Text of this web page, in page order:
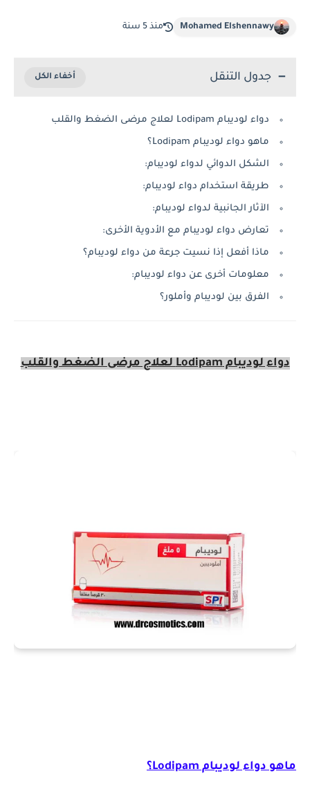
Mohamed Elshennawy منذ 5 سنة
جدول التنقل
دواء لوديبام Lodipam لعلاج مرضى الضغط والقلب
ماهو دواء لوديبام Lodipam؟
الشكل الدوائي لدواء لوديبام:
طريقة استخدام دواء لوديبام:
الآثار الجانبية لدواء لوديبام:
تعارض دواء لوديبام مع الأدوية الأخرى:
ماذا أفعل إذا نسيت جرعة من دواء لوديبام؟
معلومات أخرى عن دواء لوديبام:
الفرق بين لوديبام وأملور؟
دواء لوديبام Lodipam لعلاج مرضى الضغط والقلب
ماهو دواء لوديبام Lodipam؟